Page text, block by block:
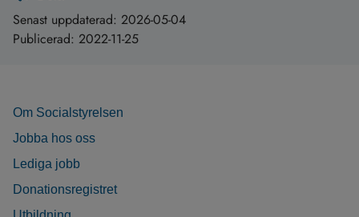
Senast uppdaterad: 2026-05-04
Publicerad: 2022-11-25
Om Socialstyrelsen
Jobba hos oss
Lediga jobb
Donationsregistret